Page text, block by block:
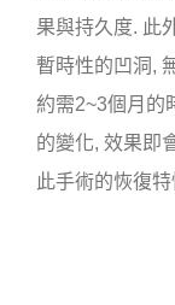
果與持久度. 此
暫時性的凹洞,
約需2~3個月的
的變化, 效果即
此手術的恢復